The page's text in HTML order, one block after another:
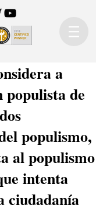
a
de
populismo,
al populismo
intenta
ciudadanía